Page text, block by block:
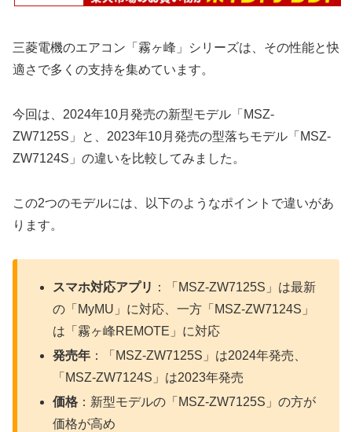
三菱電機のエアコン「霧ヶ峰」シリーズは、その性能と快
適さで多くの支持を集めています。
今回は、2024年10月発売の新型モデル「MSZ-
ZW7125S」と、2023年10月発売の型落ちモデル「MSZ-
ZW7124S」の違いを比較してみました。
この2つのモデルには、以下のようなポイントで違いがあ
ります。
スマホ対応アプリ ：「MSZ-ZW7125S」は最新
の「MyMU」に対応、一方「MSZ-ZW7124S」
は「霧ヶ峰REMOTE」に対応
発売年 ：「MSZ-ZW7125S」は2024年発売、
「MSZ-ZW7124S」は2023年発売
価格 ：新型モデルの「MSZ-ZW7125S」の方が
価格が高め